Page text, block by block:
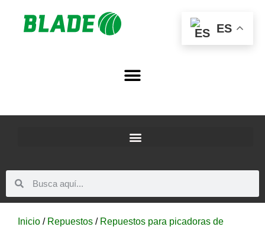
Inicio / Repuestos / Repuestos para picadoras de
ES